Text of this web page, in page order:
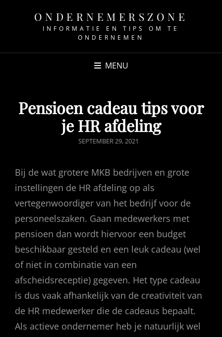
ONDERNEMERSZONE
INFORMATIE EN TIPS OM TE
ONDERNEMEN
MENU
Pensioen cadeau tips voor
je HR afdeling
GEPUBLICEERD
SEPTEMBER 29, 2021
Bij de wat grotere MKB bedrijven en grote
instellingen de HR afdeling op als
vertegenwoordiger van het bedrijf voor de
personeelszaken. Gaan medewerkers met
pensioen dan wordt hiervoor een budget
beschikbaar gesteld en een leuk cadeau (wel
of niet in combinatie van een
afscheidsreceptie) gegeven. Het type cadeau
is dus vaak afhankelijk van de creativiteit van
de HR medewerker die de cadeaus bepaalt.
Als actieve ondernemer heb je natuurlijk wel